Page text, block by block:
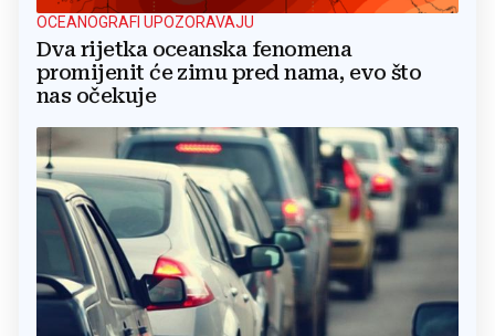
OCEANOGRAFI UPOZORAVAJU
Dva rijetka oceanska fenomena
promijenit će zimu pred nama, evo što
nas očekuje